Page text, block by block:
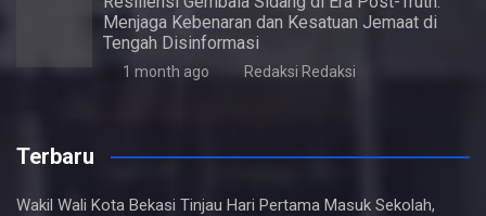
Menjaga Kebenaran dan Kesatuan Jemaat di
Tengah Disinformasi
1 month ago Redaksi Redaksi
Terbaru
Wakil Wali Kota Bekasi Tinjau Hari Pertama Masuk Sekolah,